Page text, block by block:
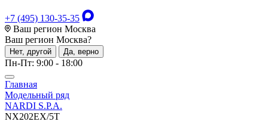
+7 (495) 130-35-35
Ваш регион Москва
Ваш регион Москва?
Нет, другой Да, верно
Пн-Пт: 9:00 - 18:00
Главная
Модельный ряд
NARDI S.P.A.
NX202EX/5T